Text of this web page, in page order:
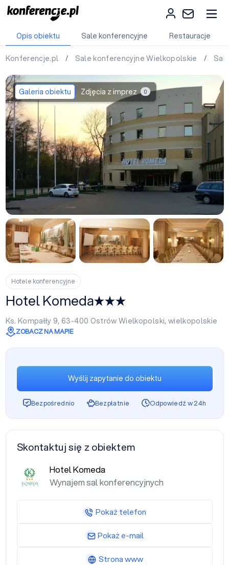
Opis obiektu Sale konferencyjne Restauracje
Konferencje.pl / Sale konferencyjne Wielkopolskie /
Galeria obiektu Zdjęcia z imprez 0
Hotele konferencyjne
Hotel Komeda
Ks. Kompałły 9, 63-400 Ostrów Wielkopolski, wielkopolskie
ZOBACZ NA MAPIE
Wyślij zapytanie do obiektu
Bezpośrednio Bezpłatnie Odpowiedź w 24h
Skontaktuj się z obiektem
Hotel Komeda
Wynajem sal konferencyjnych
Pokaż telefon
Pokaż e-mail
Strona www